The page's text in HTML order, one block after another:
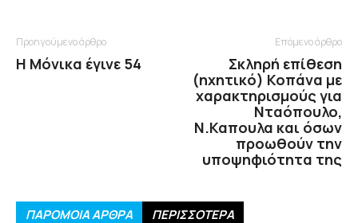
Προηγούμενο άρθρο
Η Μόνικα έγινε 54
Επόμενο άρθρο
Σκληρή επίθεση
(ηχητικό) Κοπάνα με
χαρακτηρισμούς για
Νταόπουλο,
Ν.Καπουλα και όσων
προωθούν την
υποψηφιότητα της
ΠΑΡΟΜΟΙΑ ΑΡΘΡΑ ΠΕΡΙΣΣΟΤΕΡΑ